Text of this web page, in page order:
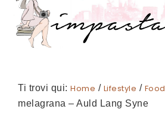
Ti trovi qui: Home / Lifestyle / Food
melagrana – Auld Lang Syne